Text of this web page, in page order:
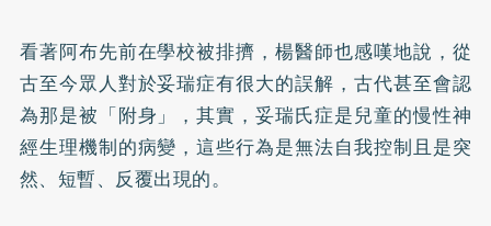
看著阿布先前在學校被排擠，楊醫師也感嘆地說，從
古至今眾人對於妥瑞症有很大的誤解，古代甚至會認
為那是被「附身」，其實，妥瑞氏症是兒童的慢性神
經生理機制的病變，這些行為是無法自我控制且是突
然、短暫、反覆出現的。